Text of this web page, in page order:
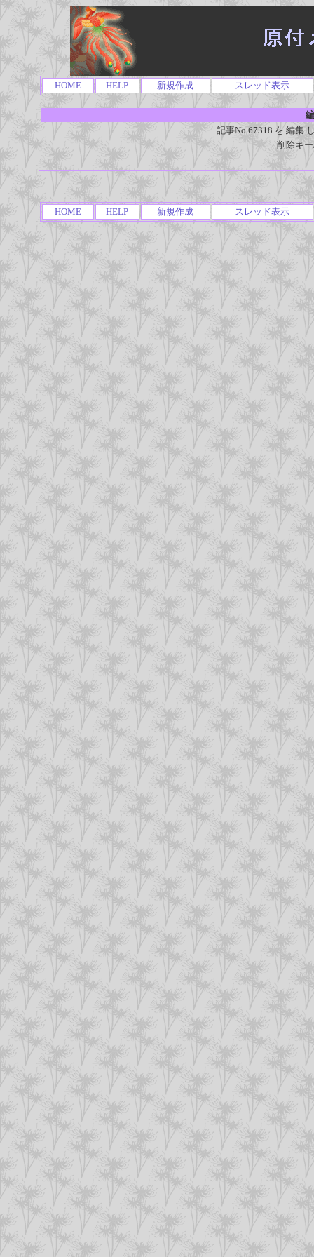
HOME HELP 新規作成 スレッド表示
記事No.67318 を 編集
削除キ
HOME HELP 新規作成 スレッド表示